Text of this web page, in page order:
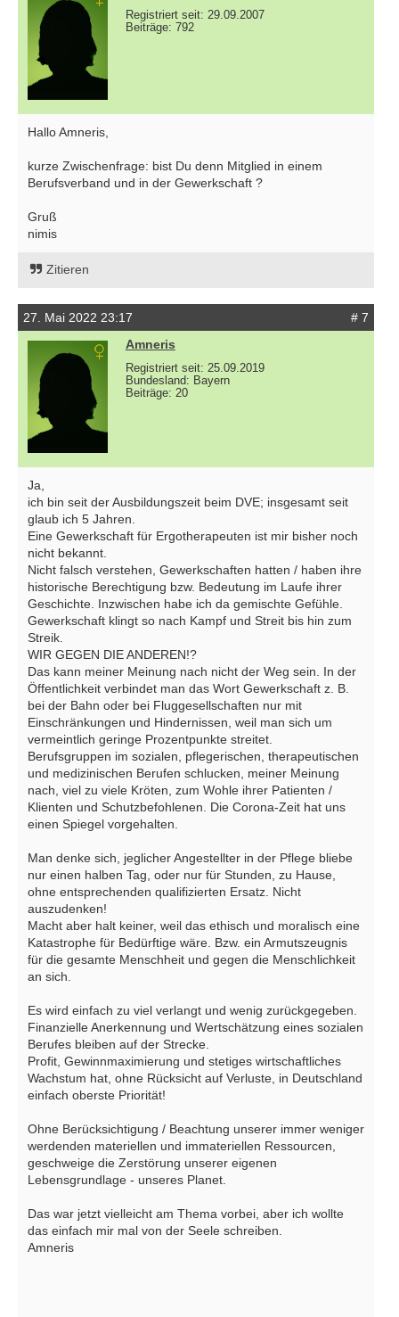
Registriert seit: 29.09.2007
Beiträge: 792
Hallo Amneris,
kurze Zwischenfrage: bist Du denn Mitglied in einem
Berufsverband und in der Gewerkschaft ?
Gruß
nimis
Zitieren
27. Mai 2022 23:17
# 7
Amneris
Registriert seit: 25.09.2019
Bundesland: Bayern
Beiträge: 20
Ja,
ich bin seit der Ausbildungszeit beim DVE; insgesamt seit
glaub ich 5 Jahren.
Eine Gewerkschaft für Ergotherapeuten ist mir bisher noch
nicht bekannt.
Nicht falsch verstehen, Gewerkschaften hatten / haben ihre
historische Berechtigung bzw. Bedeutung im Laufe ihrer
Geschichte. Inzwischen habe ich da gemischte Gefühle.
Gewerkschaft klingt so nach Kampf und Streit bis hin zum
Streik.
WIR GEGEN DIE ANDEREN!?
Das kann meiner Meinung nach nicht der Weg sein. In der
Öffentlichkeit verbindet man das Wort Gewerkschaft z. B.
bei der Bahn oder bei Fluggesellschaften nur mit
Einschränkungen und Hindernissen, weil man sich um
vermeintlich geringe Prozentpunkte streitet.
Berufsgruppen im sozialen, pflegerischen, therapeutischen
und medizinischen Berufen schlucken, meiner Meinung
nach, viel zu viele Kröten, zum Wohle ihrer Patienten /
Klienten und Schutzbefohlenen. Die Corona-Zeit hat uns
einen Spiegel vorgehalten.
Man denke sich, jeglicher Angestellter in der Pflege bliebe
nur einen halben Tag, oder nur für Stunden, zu Hause,
ohne entsprechenden qualifizierten Ersatz. Nicht
auszudenken!
Macht aber halt keiner, weil das ethisch und moralisch eine
Katastrophe für Bedürftige wäre. Bzw. ein Armutszeugnis
für die gesamte Menschheit und gegen die Menschlichkeit
an sich.
Es wird einfach zu viel verlangt und wenig zurückgegeben.
Finanzielle Anerkennung und Wertschätzung eines sozialen
Berufes bleiben auf der Strecke.
Profit, Gewinnmaximierung und stetiges wirtschaftliches
Wachstum hat, ohne Rücksicht auf Verluste, in Deutschland
einfach oberste Priorität!
Ohne Berücksichtigung / Beachtung unserer immer weniger
werdenden materiellen und immateriellen Ressourcen,
geschweige die Zerstörung unserer eigenen
Lebensgrundlage - unseres Planet.
Das war jetzt vielleicht am Thema vorbei, aber ich wollte
das einfach mir mal von der Seele schreiben.
Amneris